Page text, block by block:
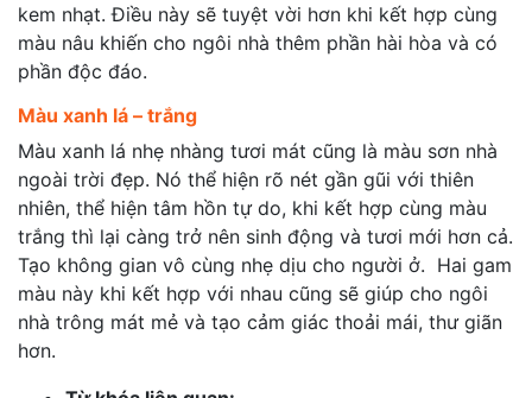
kem nhạt. Điều này sẽ tuyệt vời hơn khi kết hợp cùng
màu nâu khiến cho ngôi nhà thêm phần hài hòa và có
phần độc đáo.
Màu xanh lá – trắng
Màu xanh lá nhẹ nhàng tươi mát cũng là màu sơn nhà
ngoài trời đẹp. Nó thể hiện rõ nét gần gũi với thiên
nhiên, thể hiện tâm hồn tự do, khi kết hợp cùng màu
trắng thì lại càng trở nên sinh động và tươi mới hơn cả.
Tạo không gian vô cùng nhẹ dịu cho người ở. Hai gam
màu này khi kết hợp với nhau cũng sẽ giúp cho ngôi
nhà trông mát mẻ và tạo cảm giác thoải mái, thư giãn
hơn.